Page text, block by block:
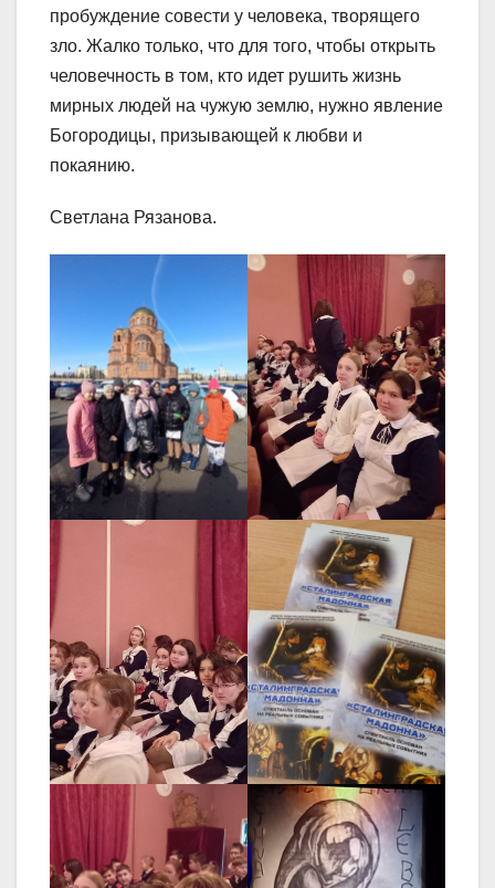
пробуждение совести у человека, творящего
зло. Жалко только, что для того, чтобы открыть
человечность в том, кто идет рушить жизнь
мирных людей на чужую землю, нужно явление
Богородицы, призывающей к любви и
покаянию.
Светлана Рязанова.